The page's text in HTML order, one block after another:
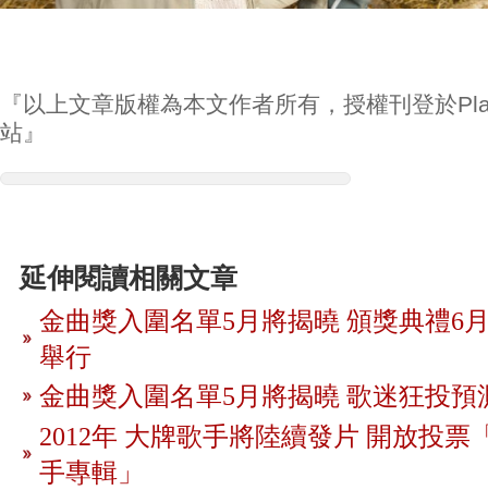
『以上文章版權為本文作者所有，授權刊登於
站』
延伸閱讀相關文章
金曲獎入圍名單5月將揭曉 頒獎典禮6
舉行
金曲獎入圍名單5月將揭曉 歌迷狂投預
2012年 大牌歌手將陸續發片 開放投票
手專輯」